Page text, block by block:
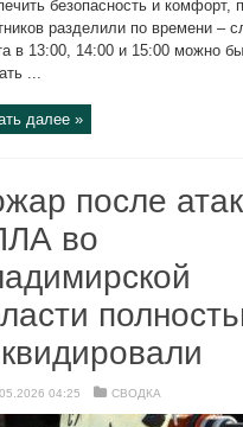
безопасность и комфорт,
разделили по времени –
в 13:00, 14:00 и 15:00 можно
...
далее »
после
во
04:25 СВОДКА